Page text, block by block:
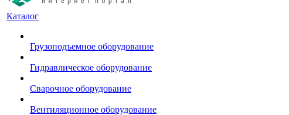
Каталог
Грузоподъемное оборудование
Гидравлическое оборудование
Сварочное оборудование
Вентиляционное оборудование